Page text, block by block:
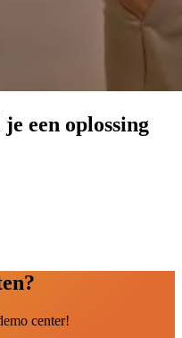
een oplossing
center!